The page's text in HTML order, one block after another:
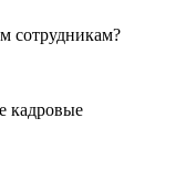
сотрудникам?
кадровые